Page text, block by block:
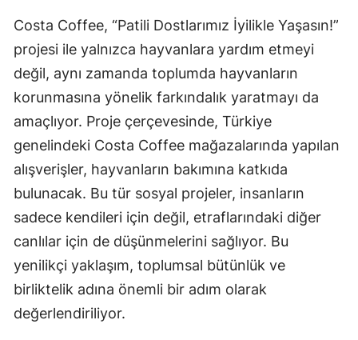
Costa Coffee, “Patili Dostlarımız İyilikle Yaşasın!”
projesi ile yalnızca hayvanlara yardım etmeyi
değil, aynı zamanda toplumda hayvanların
korunmasına yönelik farkındalık yaratmayı da
amaçlıyor. Proje çerçevesinde, Türkiye
genelindeki Costa Coffee mağazalarında yapılan
alışverişler, hayvanların bakımına katkıda
bulunacak. Bu tür sosyal projeler, insanların
sadece kendileri için değil, etraflarındaki diğer
canlılar için de düşünmelerini sağlıyor. Bu
yenilikçi yaklaşım, toplumsal bütünlük ve
birliktelik adına önemli bir adım olarak
değerlendiriliyor.